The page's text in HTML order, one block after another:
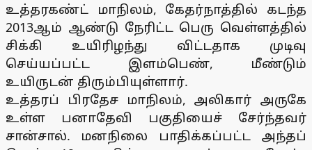
உத்தரகண்ட் மாநிலம், கேதர்நாத்தில் கடந்த
2013ஆம் ஆண்டு நேரிட்ட பெரு வெள்ளத்தில்
சிக்கி உயிரிழந்து விட்டதாக முடிவு
செய்யப்பட்ட இளம்பெண், மீண்டும்
உயிருடன் திரும்பியுள்ளார்.
உத்தரப் பிரதேச மாநிலம், அலிகார் அருகே
உள்ள பனாதேவி பகுதியைச் சேர்ந்தவர்
சான்சால். மனநிலை பாதிக்கப்பட்ட அந்தப்